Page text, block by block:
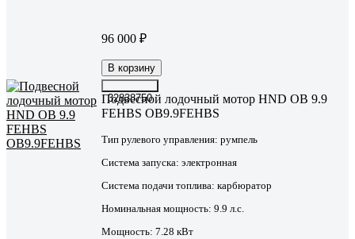
96 000 ₽
В корзину
32838750
Подвесной лодочный мотор HND OB 9.9
FEHBS OB9.9FEHBS
Тип рулевого управления: румпель
Система запуска: электронная
Система подачи топлива: карбюратор
Номинальная мощность: 9.9 л.с.
Мощность: 7.28 кВт